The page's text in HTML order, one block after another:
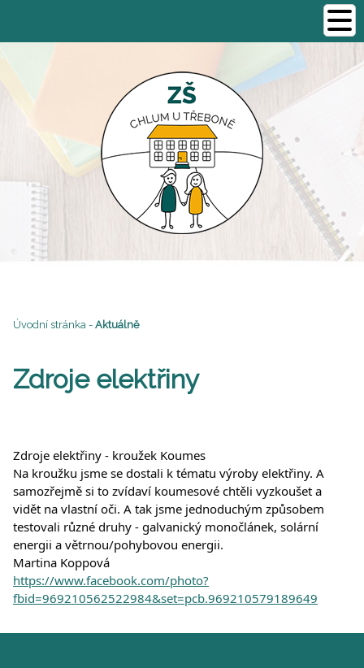
Úvodní stránka - Aktuálně
Zdroje elektřiny
Zdroje elektřiny - kroužek Koumes
Na kroužku jsme se dostali k tématu výroby elektřiny. A
samozřejmě si to zvídaví koumesové chtěli vyzkoušet a
vidět na vlastní oči. A tak jsme jednoduchým způsobem
testovali různé druhy - galvanický monočlánek, solární
energii a větrnou/pohybovou energii.
Martina Koppová
https://www.facebook.com/photo?
fbid=969210562522984&set=pcb.969210579189649